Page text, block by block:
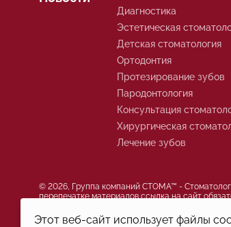
Диагностика
Эстетическая
Детская стоматология
Ортодонтия
Протезирование зубов
Пародонтология
Консультация
Хирургическая
Лечение зубов
© 2026, Группа компаний СТОМА™ -
перепечатке материалов ссылка на сайт
Этот веб-сайт использует файлы